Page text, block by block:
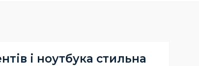
і ноутбука стильна